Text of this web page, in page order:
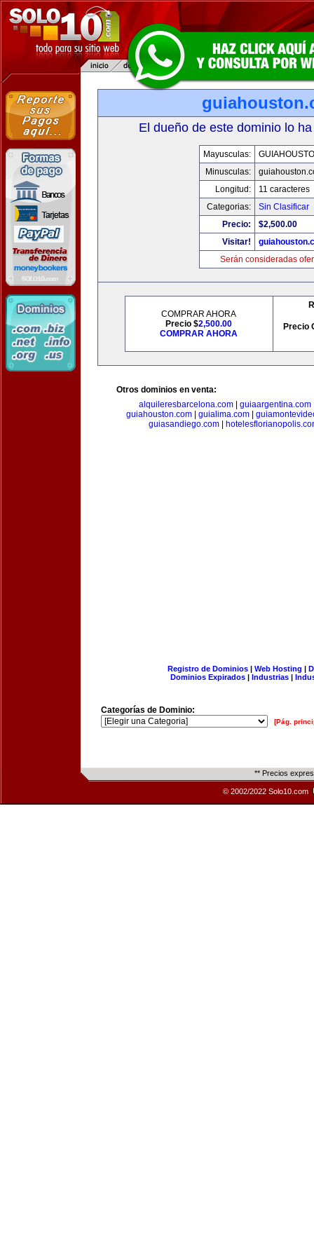
El dueño de este dominio lo
Mayusculas:
Minusculas:
Longitud:
11 caracteres
Categorias:
Sin Clasificar
Precio:
$2,500.00
Visitar!
Serán consideradas
COMPRAR AHORA
Precio $2,500.00
COMPRAR AHORA
Precio
Otros dominios en venta:
alquileresbarcelona.com| guiaargentina.com
guiahouston.com| guialima.com|
guiasandiego.com
Registro de Dominios| Web Hosting |
Dominios Expirados | Industrias |
Categorías de Dominio:
[Pág.
** Precios
© 2002/2022 Solo10.com